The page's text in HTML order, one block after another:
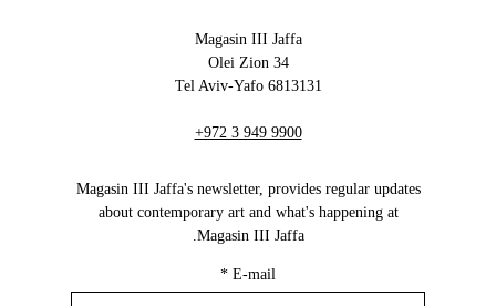
Magasin III Jaffa
34 Olei Zion
6813131 Tel Aviv-Yafo
+972 3 949 9900
Magasin III Jaffa's newsletter, provides regular updates
about contemporary art and what's happening at
Magasin III Jaffa.
E-mail
*